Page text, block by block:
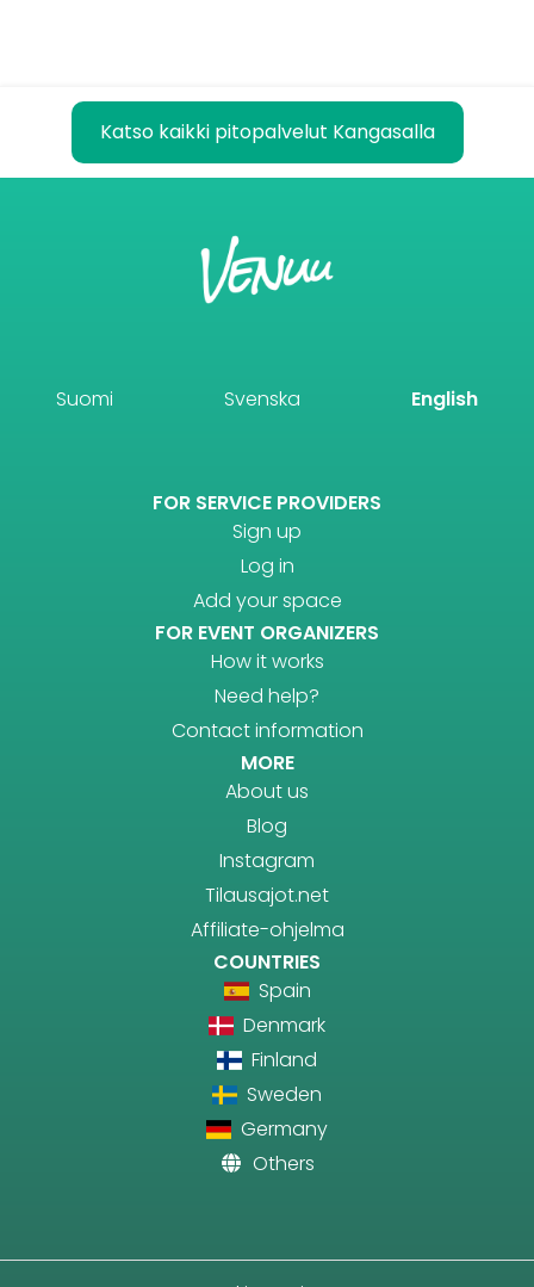
Katso kaikki pitopalvelut Kangasalla
Suomi Svenska English
FOR SERVICE PROVIDERS
Sign up
Log in
Add your space
FOR EVENT ORGANIZERS
How it works
Need help?
Contact information
MORE
About us
Blog
Instagram
Tilausajot.net
Affiliate-ohjelma
COUNTRIES
Spain
Denmark
Finland
Sweden
Germany
Others